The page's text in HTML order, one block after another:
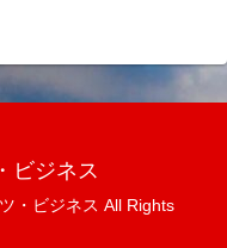
ビジネス
・ビジネス All Rights